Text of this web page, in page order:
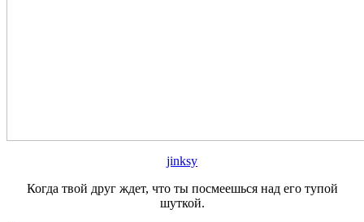
jinksy
Когда твой друг ждет, что ты посмеешься над его тупой
шуткой.